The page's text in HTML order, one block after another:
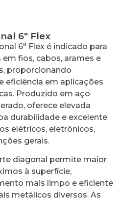
6″ Flex
6″ Flex é indicado para
fios, cabos, arames e
proporcionando
eficiência em aplicações
Produzido em aço
oferece elevada
durabilidade e excelente
elétricos, eletrônicos,
gerais.
diagonal permite maior
à superfície,
mais limpo e eficiente
metálicos diversos. As